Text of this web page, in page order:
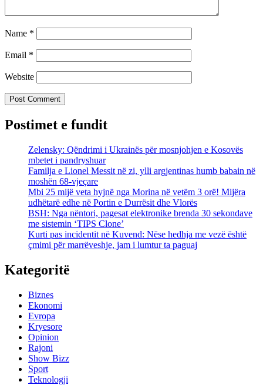
Name *
Email *
Website
Postimet e fundit
Zelensky: Qëndrimi i Ukrainës për mosnjohjen e Kosovës
mbetet i pandryshuar
Familja e Lionel Messit në zi, ylli argjentinas humb babain në
moshën 68-vjeçare
Mbi 25 mijë veta hyjnë nga Morina në vetëm 3 orë! Mijëra
udhëtarë edhe në Portin e Durrësit dhe Vlorës
BSH: Nga nëntori, pagesat elektronike brenda 30 sekondave
me sistemin ‘TIPS Clone’
Kurti pas incidentit në Kuvend: Nëse hedhja me vezë është
çmimi për marrëveshje, jam i lumtur ta paguaj
Kategoritë
Biznes
Ekonomi
Evropa
Kryesore
Opinion
Rajoni
Show Bizz
Sport
Teknologji